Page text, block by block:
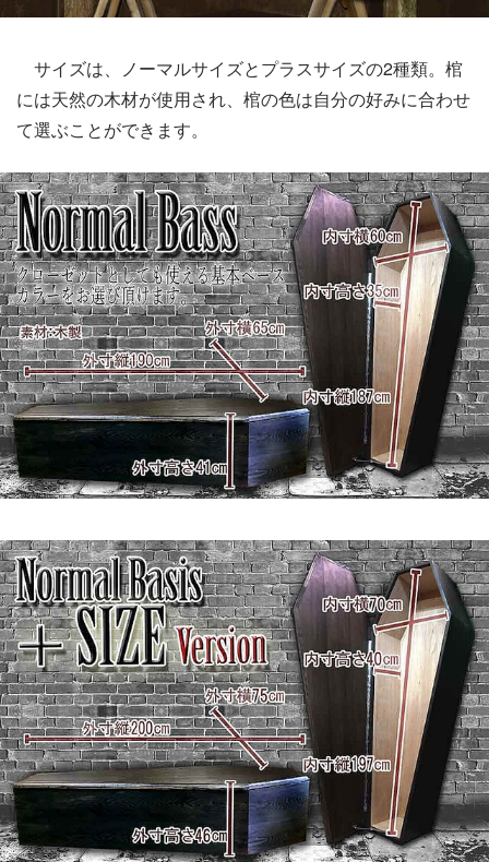
サイズは、ノーマルサイズとプラスサイズの2種類。棺
には天然の木材が使用され、棺の色は自分の好みに合わせ
て選ぶことができます。